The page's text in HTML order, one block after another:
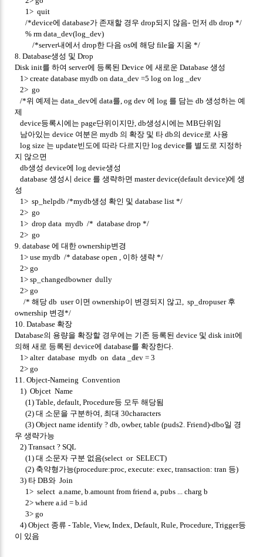
1> quit
/*device에 database가 존재할 경우 drop되지 않음- 먼저 db drop */
% rm data_dev(log_dev)
/*server내에서 drop한 다음 os에 해당 file을 지움 */
8. Database생성 및 Drop
Disk init를 하여 server에 등록된 Device 에 새로운 Database 생성
1> create database mydb on data_dev =5 log on log _dev
2> go
/*위 예제는 data_dev에 data를, og dev 에 log 를 담는 db 생성하는 예
제
device등록시에는 page단위이지만, db생성시에는 MB단위임
남아있는 device 여분은 mydb 의 확장 및 타 db의 device로 사용
log size 는 update빈도에 따라 다르지만 log device를 별도로 지정하
지 않으면
db생성 device에 log devie생성
database 생성시 deice 를 생략하면 master device(default device)에 생
성
1> sp_helpdb /*mydb생성 확인 및 database list */
2> go
1> drop data mydb /* database drop */
2> go
9. database 에 대한 ownership변경
1> use mydb /* database open , 이하 생략 */
2> go
1> sp_changedbowner dully
2> go
/* 해당 db user 이면 ownership이 변경되지 않고, sp_dropuser 후
ownership 변경*/
10. Database 확장
Database의 용량을 확장할 경우에는 기존 등록된 device 및 disk init에
의해 새로 등록된 device에 database를 확장한다.
1> alter database mydb on data _dev = 3
2> go
11. Object-Nameing Convention
1) Objcet Name
(1) Table, default, Procedure등 모두 해당됨
(2) 대 소문을 구분하여, 최대 30characters
(3) Object name identify ? db, owber, table (puds2. Friend)-dbo일 경
우 생략가능
2) Transact ? SQL
(1) 대 소문자 구분 없음(select or SELECT)
(2) 축약형가능(procedure:proc, execute: exec, transaction: tran 등)
3) 타 DB와 Join
1> select a.name, b.amount from friend a, pubs ... charg b
2> where a.id = b.id
3> go
4) Object 종류 - Table, View, Index, Default, Rule, Procedure, Trigger등
이 있음